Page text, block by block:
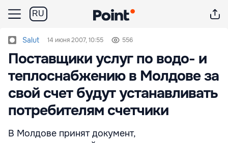
RU
Salut 14 июня 2007, 10:55 556
Поставщики услуг по водо- и
теплоснабжению в Молдове за
свой счет будут устанавливать
потребителям счетчики
В Молдове принят документ,